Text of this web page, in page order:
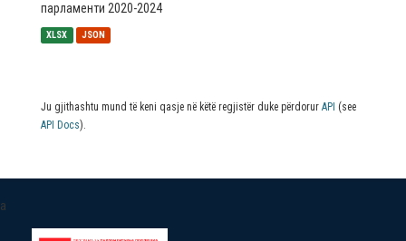
парламенти 2020-2024
XLSX JSON
Ju gjithashtu mund të keni qasje në këtë regjistër duke përdorur API (see
API Docs).
a